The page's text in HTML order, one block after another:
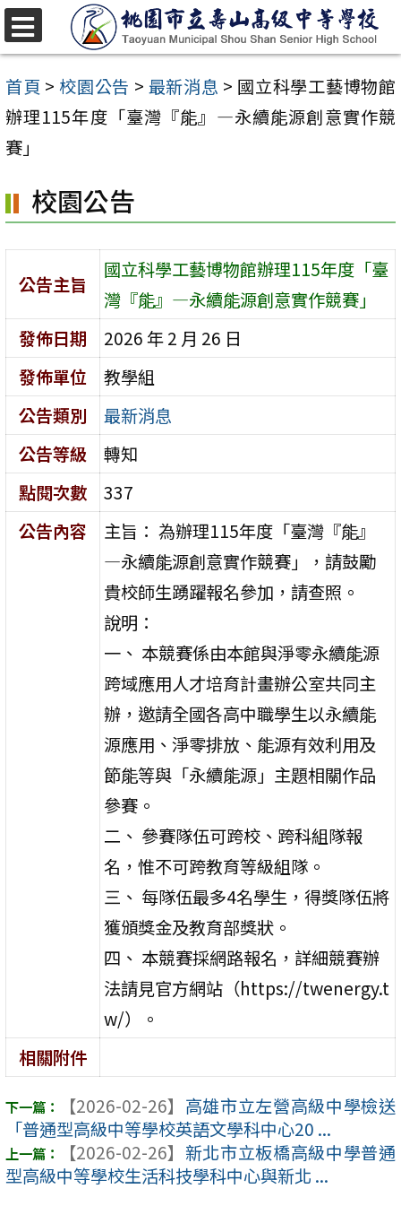
跳
至
主
要
內
區
首頁 > 校園公告 > 最新消息 > 國立科學工藝博物館
辦理115年度「臺灣『能』―永續能源創意實作競
賽」
校園公告
公告主旨
國立科學工藝博物館辦理115年度「臺
灣『能』―永續能源創意實作競賽」
發佈日期
2026 年 2 月 26 日
發佈單位
教學組
公告類別
最新消息
公告等級
轉知
點閱次數
337
公告內容
主旨： 為辦理115年度「臺灣『能』
―永續能源創意實作競賽」，請鼓勵
貴校師生踴躍報名參加，請查照。
說明：
一、 本競賽係由本館與淨零永續能源
跨域應用人才培育計畫辦公室共同主
辦，邀請全國各高中職學生以永續能
源應用、淨零排放、能源有效利用及
節能等與「永續能源」主題相關作品
參賽。
二、 參賽隊伍可跨校、跨科組隊報
名，惟不可跨教育等級組隊。
三、 每隊伍最多4名學生，得獎隊伍將
獲頒獎金及教育部獎狀。
四、 本競賽採網路報名，詳細競賽辦
法請見官方網站（https://twenergy.t
w/）。
相關附件
【2026-02-26】 高雄市立左營高級中學檢送
「普通型高級中等學校英語文學科中心20 ...
【2026-02-26】 新北市立板橋高級中學普通
型高級中等學校生活科技學科中心與新北 ...
選
單